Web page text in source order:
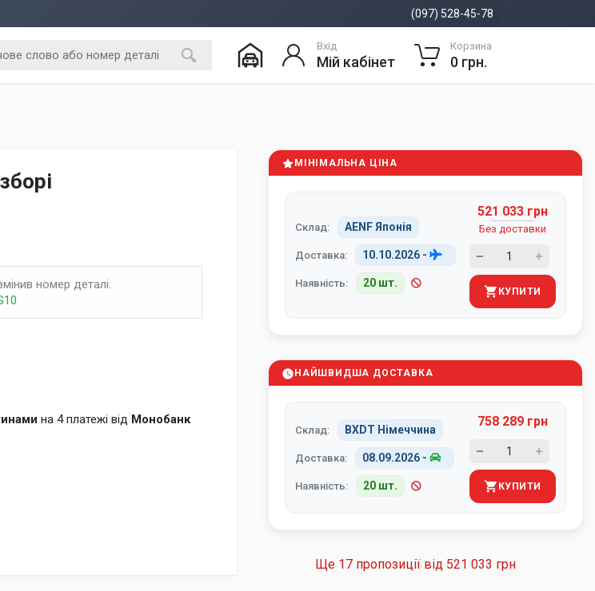
(097) 528-45-78
Вхід
Мій кабінет
Корзина
0 грн.
номер деталі.
на 4 платежі від Монобанк
МІНІМАЛЬНА ЦІНА
Склад: AENF Японія
Доставка: 10.10.2026 -
Наявність: 20 шт.
521 033 грн
Без доставки
КУПИТИ
НАЙШВИДША ДОСТАВКА
Склад: BXDT Німеччина
Доставка: 08.09.2026 -
Наявність: 20 шт.
758 289 грн
КУПИТИ
Ще 17 пропозиції від 521 033 грн